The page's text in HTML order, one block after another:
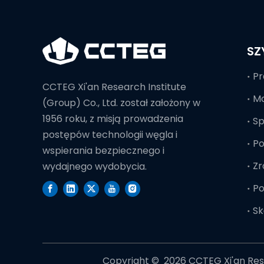
CCTEG Xi'an Research Institute
(Group) Co., Ltd. został założony w
1956 roku, z misją prowadzenia
postępów technologii węgla i
wspierania bezpiecznego i
wydajnego wydobycia.
Copyright © ️ 2026 CCTEG Xi'an